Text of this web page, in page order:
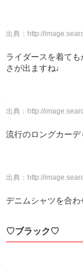
出典： http://
ライダースを着て
さが出ますね♩
出典： http://
流行のロングカー
出典： http://
デニムシャツを合
♡ブラック♡